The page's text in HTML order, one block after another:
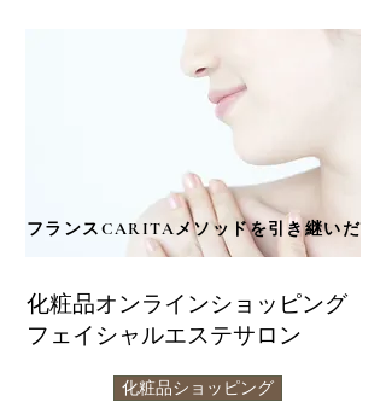
​フランスCARITAメソッドを引き継いだ
化粧品オンラインショッピング
フェイシャルエステサロン
化粧品ショッピング